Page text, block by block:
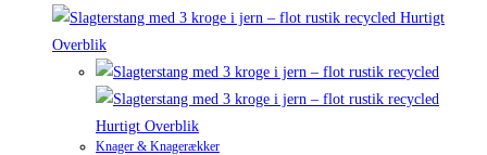
Hurtigt
Overblik
Hurtigt Overblik
Knager & Knagerækker